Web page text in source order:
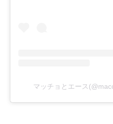
マッチョとエース